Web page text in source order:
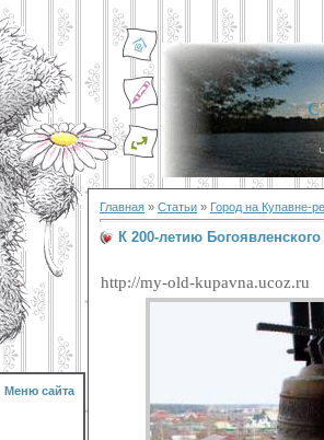
Меню сайта
Главная » Статьи » Город на Купавне-
К 200-летию
http://my-old-kupavna.ucoz.ru